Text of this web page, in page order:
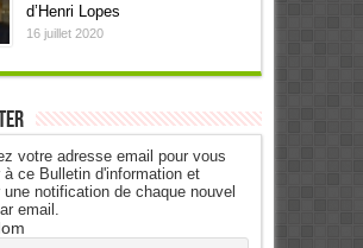
d’Henri Lopes
16 juillet 2020
votre adresse email pour vous
à ce Bulletin d'information et
une notification de chaque nouvel
email.